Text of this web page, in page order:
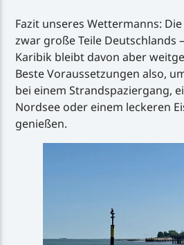
Fazit unseres Wettermanns:
zwar große Teile Deutschlands
Karibik bleibt davon aber
Beste Voraussetzungen also,
bei einem Strandspaziergang,
Nordsee oder einem leckeren
genießen.